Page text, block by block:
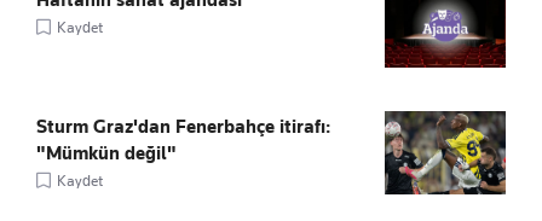
Kaydet
Sturm Graz'dan Fenerbahçe itirafı:
"Mümkün değil"
Kaydet